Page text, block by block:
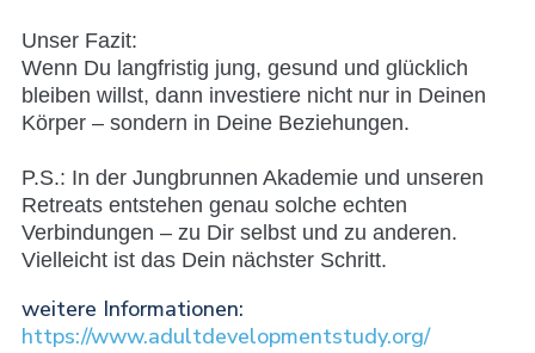
Unser Fazit:
Wenn Du langfristig jung, gesund und glücklich
bleiben willst, dann investiere nicht nur in Deinen
Körper – sondern in Deine Beziehungen.
P.S.: In der Jungbrunnen Akademie und unseren
Retreats entstehen genau solche echten
Verbindungen – zu Dir selbst und zu anderen.
Vielleicht ist das Dein nächster Schritt.
weitere Informationen:
https://www.adultdevelopmentstudy.org/